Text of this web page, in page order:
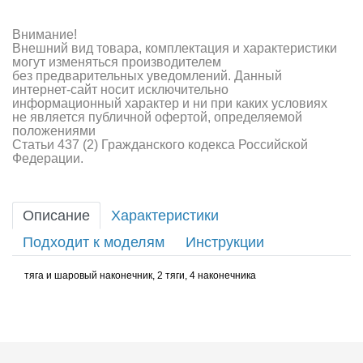
Внимание!
Внешний вид товара, комплектация и характеристики
могут изменяться производителем
без предварительных уведомлений. Данный
интернет-сайт носит исключительно
информационный характер и ни при каких условиях
не является публичной офертой, определяемой
положениями
Статьи 437 (2) Гражданского кодекса Российской
Федерации.
Описание
Характеристики
Подходит к моделям
Инструкции
тяга и шаровый наконечник, 2 тяги, 4 наконечника